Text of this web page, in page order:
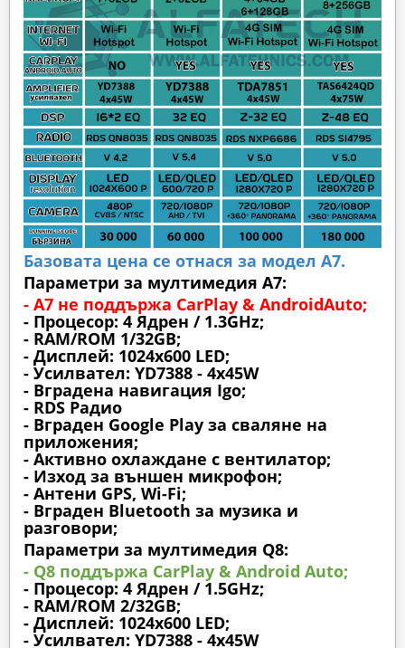
Базовата цена се отнася за модел А7.
Параметри за мултимедия A7:
- A7 не поддържа CarPlay & AndroidAuto;
- Процесор: 4 Ядрен / 1.3GHz;
- RAM/ROM 1/32GB;
- Дисплей: 1024х600 LED;
- Усилвател: YD7388 - 4x45W
- Вградена навигация Igo;
- RDS Радио
- Вграден Google Play за сваляне на
приложения;
- Активно охлаждане с вентилатор;
- Изход за външен микрофон;
- Антени GPS, Wi-Fi;
- Вграден Bluetooth за музика и
разговори;
Параметри за мултимедия Q8:
- Q8 поддържа CarPlay & Android Auto;
- Процесор: 4 Ядрен / 1.5GHz;
- RAM/ROM 2/32GB;
- Дисплей: 1024х600 LED;
- Усилвател: YD7388 - 4x45W